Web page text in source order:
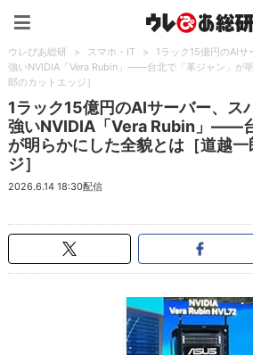
ウレぴあ総研 > スマホ・IT >
1ラック15億円のAIサ
強いNVIDIA「Vera Rubin」――台北で「革ジャン」が
郎のカットエッジ］
1ラック15億円のAIサーバー、ス
強いNVIDIA「Vera Rubin」――台
が明らかにした全貌とは［道越
ジ］
2026.6.14 18:30配信